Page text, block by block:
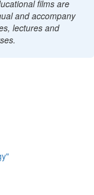
films are
and accompany
lectures and